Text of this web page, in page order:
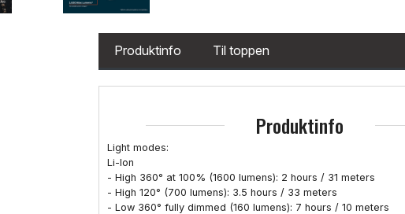
Produktinfo Til toppen
Produktinfo
Light modes:
Li-Ion
- High 360° at 100% (1600 lumens): 2 hours / 31 meters
- High 120° (700 lumens): 3.5 hours / 33 meters
- Low 360° fully dimmed (160 lumens): 7 hours / 10 meters